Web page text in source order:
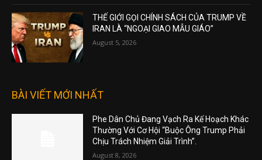
THẾ GIỚI GỌI CHÍNH SÁCH CỦA TRUMP VỀ
IRAN LÀ “NGOẠI GIAO MẪU GIÁO”
August 5, 2026
BÀI VIẾT MỚI NHẤT
Phe Dân Chủ Đang Vạch Ra Kế Hoạch Khác
Thường Với Cơ Hội “Buộc Ông Trump Phải
Chịu Trách Nhiệm Giải Trình”.
August 8, 2026